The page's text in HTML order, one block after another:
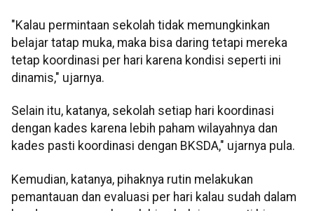
"Kalau permintaan sekolah tidak memungkinkan
belajar tatap muka, maka bisa daring tetapi mereka
tetap koordinasi per hari karena kondisi seperti ini
dinamis," ujarnya.
Selain itu, katanya, sekolah setiap hari koordinasi
dengan kades karena lebih paham wilayahnya dan
kades pasti koordinasi dengan BKSDA," ujarnya pula.
Kemudian, katanya, pihaknya rutin melakukan
pemantauan dan evaluasi per hari kalau sudah dalam